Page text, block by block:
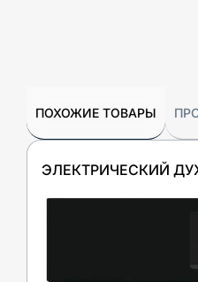
ПОХОЖИЕ ТОВАРЫ
ЭЛЕКТРИЧЕСКИЙ